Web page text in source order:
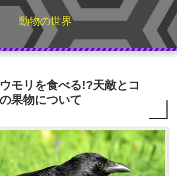
動物の世界
モリを食べる!?天敵とコ
果物について